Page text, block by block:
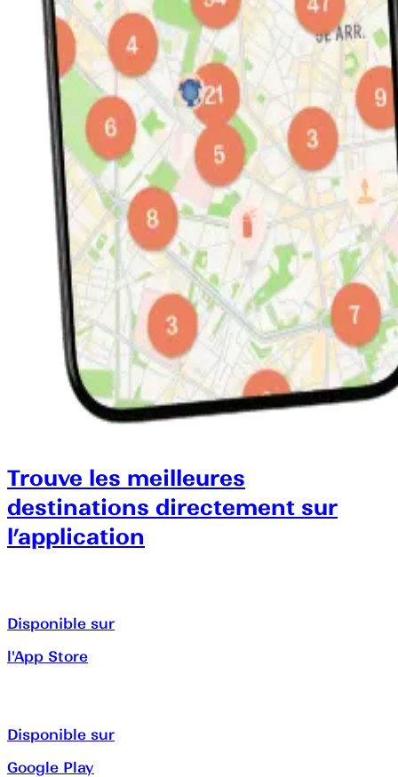
Trouve les meilleures
destinations directement sur
l’application
Disponible sur
l'App Store
Disponible sur
Google Play